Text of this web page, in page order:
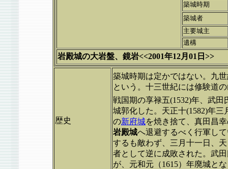
築城時期
築城者
主要城主
遺構
岩殿城の大岩盤、鏡岩<<2001年12月01日>>
歴史
築城時期は定かではない。九
という。十三世紀には修験道
戦国期の享禄五(1532)年、武
城郭化した。天正十(1582)年
の新府城を焼き捨て、真田昌
岩殿城へ退避するべく行軍し
するも敵わず、三月十一日、
者として逆に成敗された。武
が、元和元（1615）年廃城と